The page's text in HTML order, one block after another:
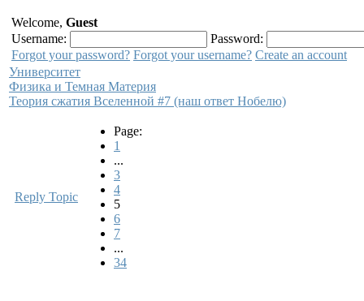
Welcome, Guest
Username:
Password:
Forgot your password? Forgot your username? Create an account
Университет
Физика и Темная Материя
Теория сжатия Вселенной #7 (наш ответ Нобелю)
Reply Topic
Page:
1
...
3
4
5
6
7
...
34